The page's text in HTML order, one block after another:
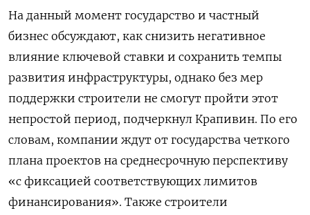
На данный момент государство и частный
бизнес обсуждают, как снизить негативное
влияние ключевой ставки и сохранить темпы
развития инфраструктуры, однако без мер
поддержки строители не смогут пройти этот
непростой период, подчеркнул Крапивин. По его
словам, компании ждут от государства четкого
плана проектов на среднесрочную перспективу
«с фиксацией соответствующих лимитов
финансирования». Также строители